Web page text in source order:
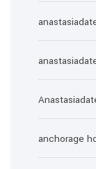
anchorage